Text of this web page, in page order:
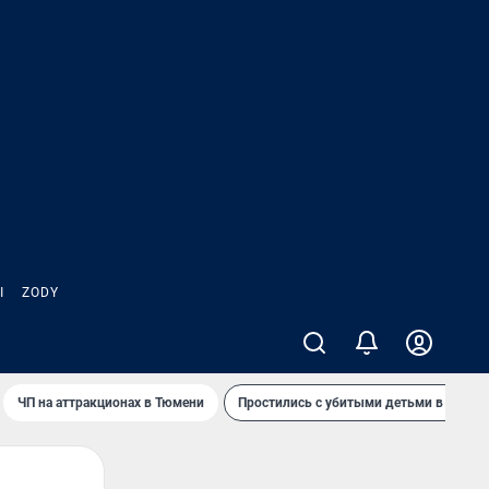
ZODY
ЧП на аттракционах в Тюмени Простились с убитыми детьми в